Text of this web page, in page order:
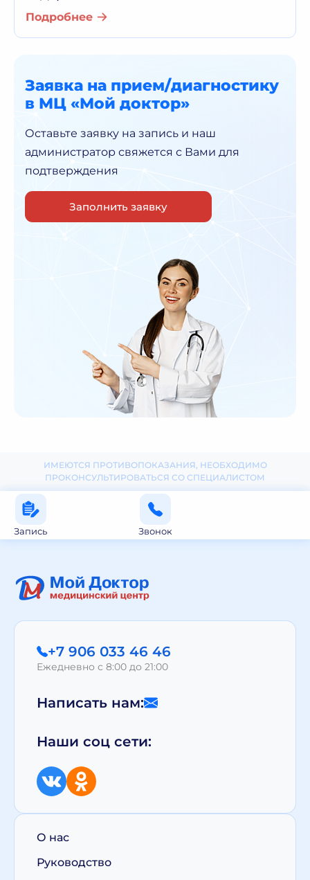
Подробнее
Заявка на прием/диагностику
в МЦ «Мой доктор»
Оставьте заявку на запись и наш
администратор свяжется с Вами для
подтверждения
Заполнить заявку
ИМЕЮТСЯ ПРОТИВОПОКАЗАНИЯ, НЕОБХОДИМО
ПРОКОНСУЛЬТИРОВАТЬСЯ СО СПЕЦИАЛИСТОМ
Запись Звонок
+7 906 033 46 46
Ежедневно с 8:00 до 21:00
Написать нам:
Наши соц сети:
О нас
Руководство